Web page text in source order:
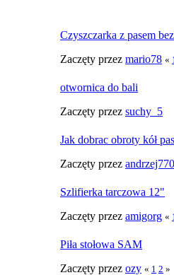
Czyszczarka z pasem
Zaczęty przez mario78 «
otwornica do bali
Zaczęty przez suchy_5
Jak dobrac obroty kół
Zaczęty przez
Szlifierka tarczowa 12"
Zaczęty przez amigorg «
Piła stołowa SAM
Zaczęty przez ozy « 1 2 »